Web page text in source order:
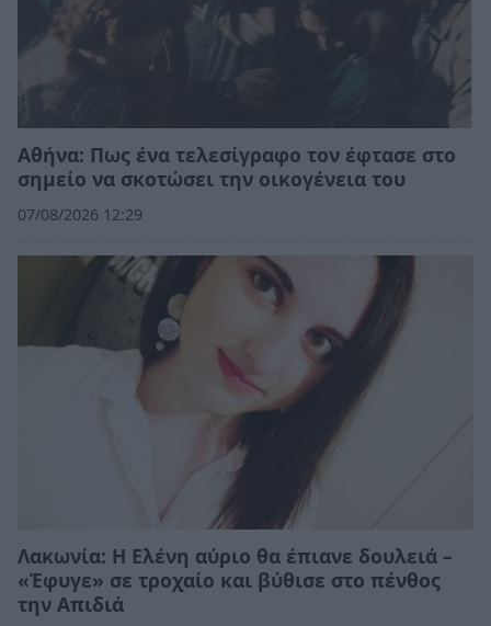
Αθήνα: Πως ένα τελεσίγραφο τον έφτασε στο
σημείο να σκοτώσει την οικογένεια του
07/08/2026 12:29
Λακωνία: Η Ελένη αύριο θα έπιανε δουλειά –
«Έφυγε» σε τροχαίο και βύθισε στο πένθος
την Απιδιά